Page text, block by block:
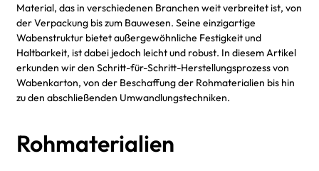
Material, das in verschiedenen Branchen weit verbreitet ist, von
der Verpackung bis zum Bauwesen. Seine einzigartige
Wabenstruktur bietet außergewöhnliche Festigkeit und
Haltbarkeit, ist dabei jedoch leicht und robust. In diesem Artikel
erkunden wir den Schritt-für-Schritt-Herstellungsprozess von
Wabenkarton, von der Beschaffung der Rohmaterialien bis hin
zu den abschließenden Umwandlungstechniken.
Rohmaterialien